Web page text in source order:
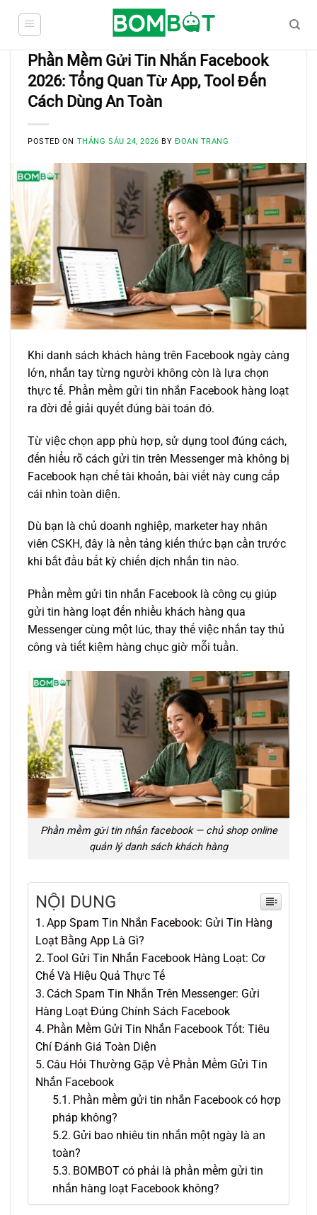
Phần Mềm Gửi Tin Nhắn Facebook
2026: Tổng Quan Từ App, Tool Đến
Cách Dùng An Toàn
POSTED ON THÁNG SÁU 24, 2026 BY ĐOAN TRANG
Khi danh sách khách hàng trên Facebook ngày càng
lớn, nhắn tay từng người không còn là lựa chọn
thực tế. Phần mềm gửi tin nhắn Facebook hàng loạt
ra đời để giải quyết đúng bài toán đó.
Từ việc chọn app phù hợp, sử dụng tool đúng cách,
đến hiểu rõ cách gửi tin trên Messenger mà không bị
Facebook hạn chế tài khoản, bài viết này cung cấp
cái nhìn toàn diện.
Dù bạn là chủ doanh nghiệp, marketer hay nhân
viên CSKH, đây là nền tảng kiến thức bạn cần trước
khi bắt đầu bất kỳ chiến dịch nhắn tin nào.
Phần mềm gửi tin nhắn Facebook là công cụ giúp
gửi tin hàng loạt đến nhiều khách hàng qua
Messenger cùng một lúc, thay thế việc nhắn tay thủ
công và tiết kiệm hàng chục giờ mỗi tuần.
Phần mềm gửi tin nhắn facebook — chủ shop online
quản lý danh sách khách hàng
NỘI DUNG
App Spam Tin Nhắn Facebook: Gửi Tin Hàng
Loạt Bằng App Là Gì?
Tool Gửi Tin Nhắn Facebook Hàng Loạt: Cơ
Chế Và Hiệu Quả Thực Tế
Cách Spam Tin Nhắn Trên Messenger: Gửi
Hàng Loạt Đúng Chính Sách Facebook
Phần Mềm Gửi Tin Nhắn Facebook Tốt: Tiêu
Chí Đánh Giá Toàn Diện
Câu Hỏi Thường Gặp Về Phần Mềm Gửi Tin
Nhắn Facebook
Phần mềm gửi tin nhắn Facebook có hợp
pháp không?
Gửi bao nhiêu tin nhắn một ngày là an
toàn?
BOMBOT có phải là phần mềm gửi tin
nhắn hàng loạt Facebook không?